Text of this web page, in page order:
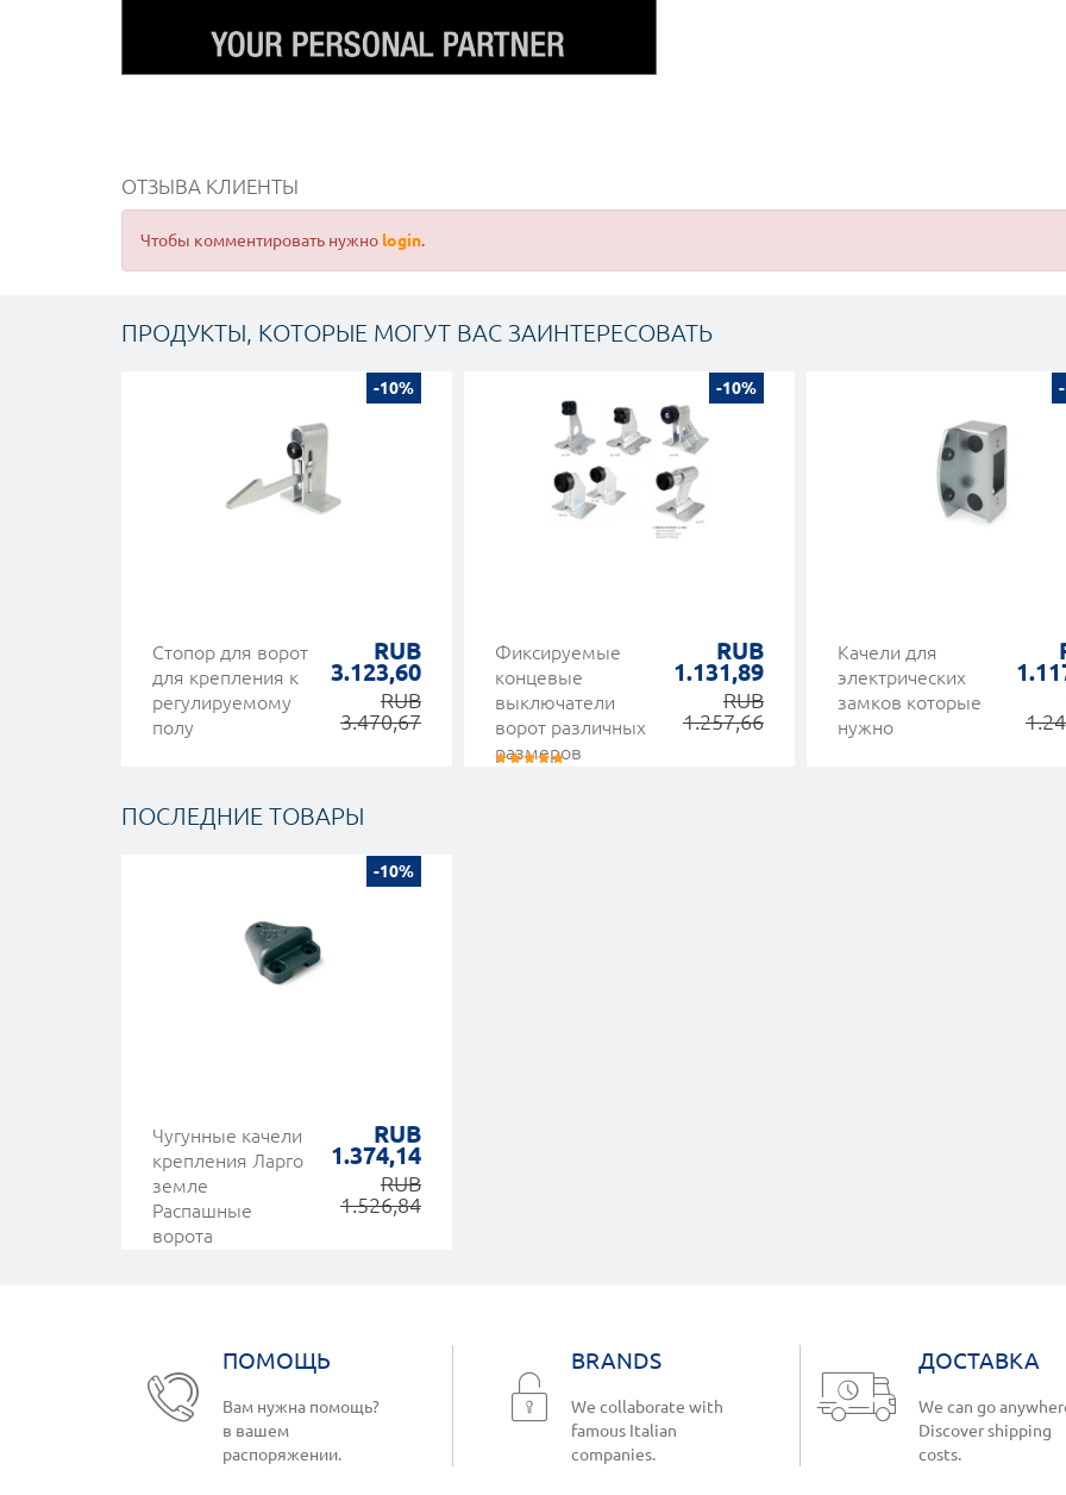
ОТЗЫВА КЛИЕНТЫ
Чтобы комментировать нужно login.
ПРОДУКТЫ, КОТОРЫЕ МОГУТ ВАС ЗАИНТЕРЕСОВАТЬ
-10%
Стопор для ворот
для крепления к
регулируемому
полу
RUB
3.123,60
RUB
3.470,67
-10%
Фиксируемые
концевые
выключатели
ворот различных
размеров
RUB
1.131,89
RUB
1.257,66
Качели для
электрических
замков которые
нужно
ПОСЛЕДНИЕ ТОВАРЫ
-10%
Чугунные качели
крепления Ларго
земле
Распашные
ворота
RUB
1.374,14
RUB
1.526,84
ПОМОЩЬ
Вам нужна помощь?
в вашем
распоряжении.
BRANDS
We collaborate with
famous Italian
companies.
ДОСТАВКА
We can go
Discover shipping
costs.